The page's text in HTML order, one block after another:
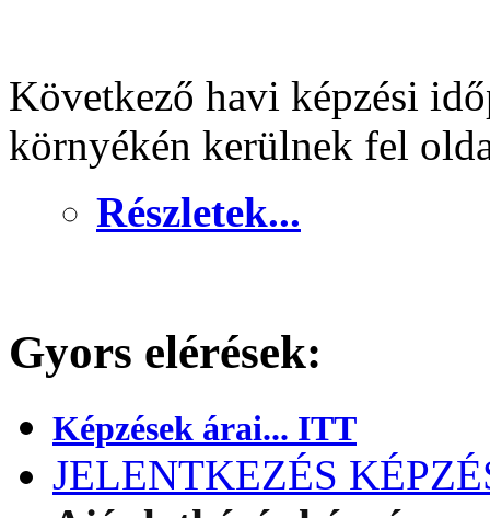
Következő havi képzési
környékén kerülnek fel
Részletek...
Gyors elérések:
Képzések árai... ITT
JELENTKEZÉS